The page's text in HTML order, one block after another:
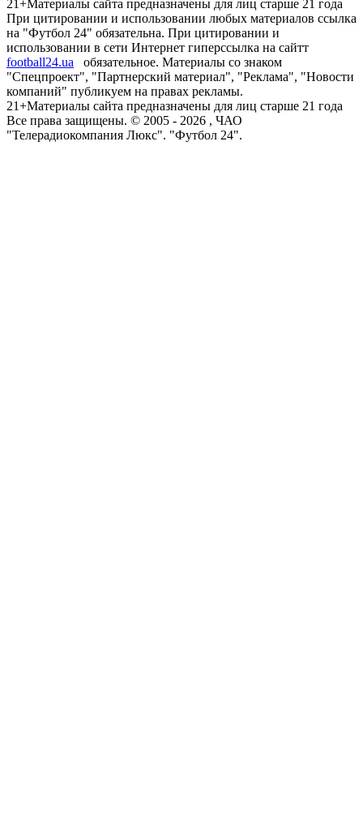
21+Материалы сайта предназначены для лиц старше 21 года
При цитировании и использовании любых материалов ссылка
на "Футбол 24" обязательна. При цитировании и
использовании в сети Интернет гиперссылка на сайтт
football24.ua
обязательное. Материалы со знаком
"Спецпроект", "Партнерский материал", "Реклама", "Новости
компаний" публикуем на правах рекламы.
21+Материалы сайта предназначены для лиц старше 21 года
Все права защищены. © 2005 - 2026 , ЧАО
"Телерадиокомпания Люкс". "Футбол 24".